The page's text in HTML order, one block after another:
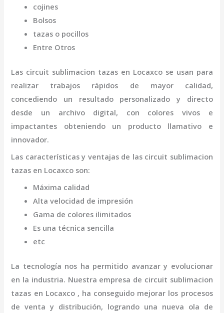
cojines
Bolsos
tazas o pocillos
Entre Otros
Las circuit sublimacion tazas en Locaxco se usan para
realizar trabajos rápidos de mayor calidad,
concediendo un resultado personalizado y directo
desde un archivo digital, con colores vivos e
impactantes obteniendo un producto llamativo e
innovador.
Las características y ventajas de las circuit sublimacion
tazas en Locaxco son:
Máxima calidad
Alta velocidad de impresión
Gama de colores ilimitados
Es una técnica sencilla
etc
La tecnología nos ha permitido avanzar y evolucionar
en la industria. Nuestra empresa de circuit sublimacion
tazas en Locaxco , ha conseguido mejorar los procesos
de venta y distribución, logrando una nueva ola de